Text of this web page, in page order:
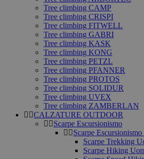
Tree climbing CAMP
Tree climbing CRISPI
Tree climbing FITWELL
Tree climbing GABRI
Tree climbing KASK
Tree climbing KONG
Tree climbing PETZL
Tree climbing PFANNER
Tree climbing PROTOS
Tree climbing SOLIDUR
Tree climbing UVEX
Tree climbing ZAMBERLAN
CALZATURE OUTDOOR
Scarpe Escursionismo
Scarpe
Scarpe Trekking
Scarpe Hiking